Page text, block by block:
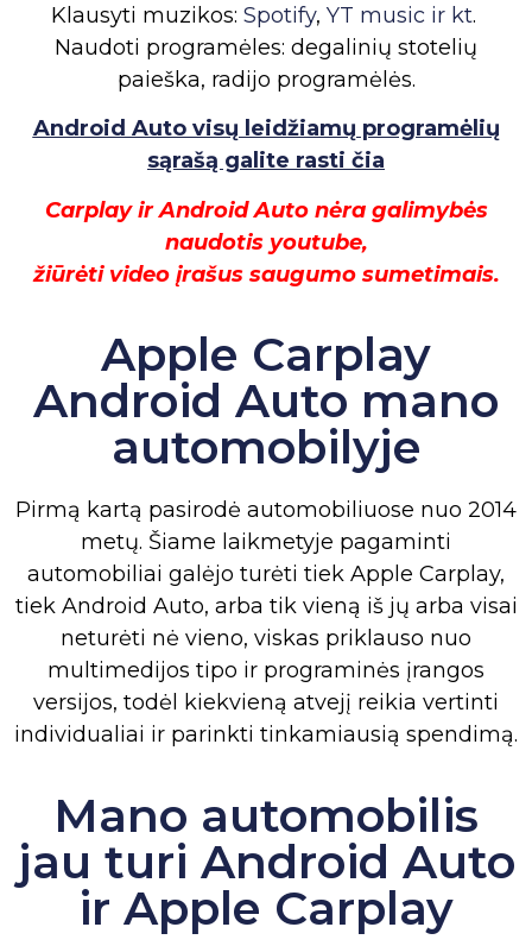
Klausyti muzikos: Spotify, YT music ir kt.
Naudoti programėles: degalinių stotelių
paieška, radijo programėlės.
Android Auto visų leidžiamų programėlių
sąrašą galite rasti čia
Carplay ir Android Auto nėra galimybės
naudotis youtube,
žiūrėti video įrašus saugumo sumetimais.
Apple Carplay
Android Auto mano
automobilyje
Pirmą kartą pasirodė automobiliuose nuo 2014
metų. Šiame laikmetyje pagaminti
automobiliai galėjo turėti tiek Apple Carplay,
tiek Android Auto, arba tik vieną iš jų arba visai
neturėti nė vieno, viskas priklauso nuo
multimedijos tipo ir programinės įrangos
versijos, todėl kiekvieną atvejį reikia vertinti
individualiai ir parinkti tinkamiausią spendimą.
Mano automobilis
jau turi Android Auto
ir Apple Carplay